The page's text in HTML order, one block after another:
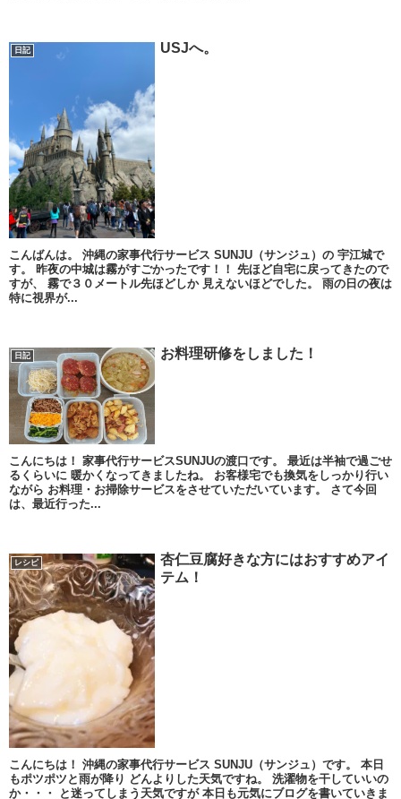
日記 USJへ。
こんばんは。 沖縄の家事代行サービス SUNJU（サンジュ）の 宇江城で
す。 昨夜の中城は霧がすごかったです！！ 先ほど自宅に戻ってきたので
すが、 霧で３０メートル先ほどしか 見えないほどでした。 雨の日の夜は
特に視界が...
日記 お料理研修をしました！
こんにちは！ 家事代行サービスSUNJUの渡口です。 最近は半袖で過ごせ
るくらいに 暖かくなってきましたね。 お客様宅でも換気をしっかり行い
ながら お料理・お掃除サービスをさせていただいています。 さて今回
は、最近行った...
レシピ
杏仁豆腐好きな方にはおすすめアイ
テム！
こんにちは！ 沖縄の家事代行サービス SUNJU（サンジュ）です。 本日
もポツポツと雨が降り どんよりした天気ですね。 洗濯物を干していいの
か・・・ と迷ってしまう天気ですが 本日も元気にブログを書いていきま